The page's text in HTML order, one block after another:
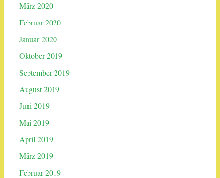
März 2020
Februar 2020
Januar 2020
Oktober 2019
September 2019
August 2019
Juni 2019
Mai 2019
April 2019
März 2019
Februar 2019